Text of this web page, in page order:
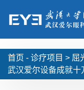
首页 - 诊疗项目 > 屈
武汉爱尔设备成就十